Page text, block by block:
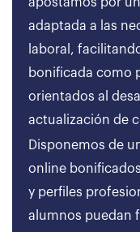
adaptada a las
laboral,
bonificada como
orientados al
actualización de
Disponemos de
online
y perfiles
alumnos puedan